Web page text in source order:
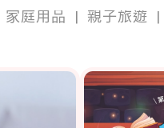
家庭用品 | 親子旅遊 |